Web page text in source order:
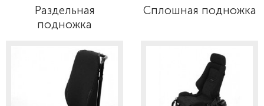
Раздельная
подножка
Сплошная подножка